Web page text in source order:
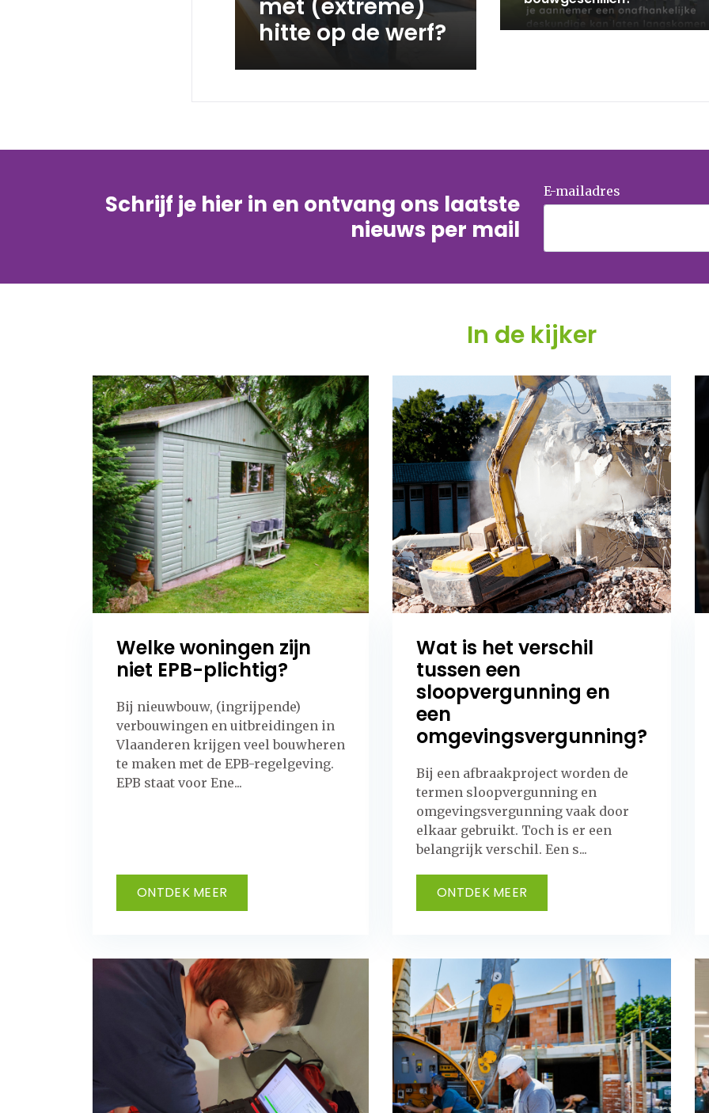
met (extreme)
hitte op de werf?
Schrijf je hier in en ontvang ons laatste
nieuws per mail
E-mailadres
In de kijker
Welke woningen zijn
niet EPB-plichtig?
Bij nieuwbouw, (ingrijpende)
verbouwingen en uitbreidingen in
Vlaanderen krijgen veel bouwheren
te maken met de EPB-regelgeving.
EPB staat voor Ene...
ONTDEK MEER
Wat is het verschil
tussen een
sloopvergunning en
een
omgevingsvergunning?
Bij een afbraakproject worden de
termen sloopvergunning en
omgevingsvergunning vaak door
elkaar gebruikt. Toch is er een
belangrijk verschil. Een s...
ONTDEK MEER